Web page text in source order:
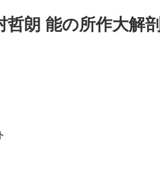
朗 能の所作大解